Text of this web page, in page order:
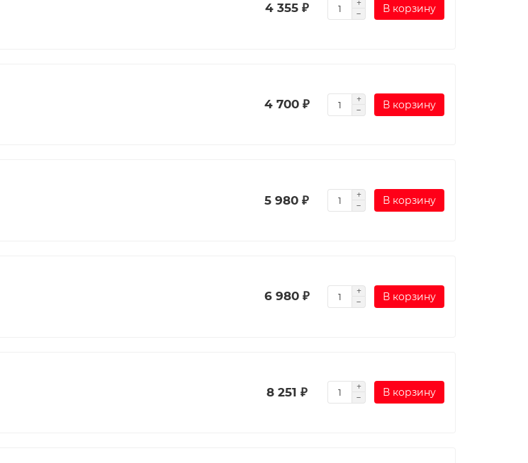
4 355 ₽ В корзину
4 700 ₽ В корзину
5 980 ₽ В корзину
6 980 ₽ В корзину
8 251 ₽ В корзину